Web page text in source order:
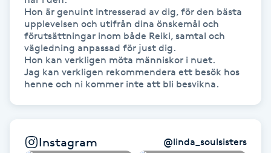
Fransk manikyr
Fransrengöring
Frekvensterapi
Friskvårdsmassage
Hon är genuint intresserad av dig, för den bästa
upplevelsen och utifrån dina önskemål och
förutsättningar inom både Reiki, samtal och
vägledning anpassad för just dig.
Hon kan verkligen möta människor i nuet.
Jag kan verkligen rekommendera ett besök hos
Instagram @linda_soulsisters